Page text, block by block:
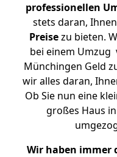
professionellen
stets daran, Ihnen
Preisezu bieten.
bei einem Umzug
Münchingen Geld
wir alles daran,
Ob Sie nun eine
großes Haus
Wir haben immer